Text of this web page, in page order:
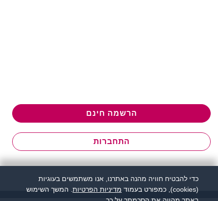
הרשמה חינם
התחברות
כדי להבטיח חוויה מהנה באתרנו, אנו משתמשים בעוגיות
(cookies), כמפורט בעמוד
מדיניות הפרטיות . המשך השימוש